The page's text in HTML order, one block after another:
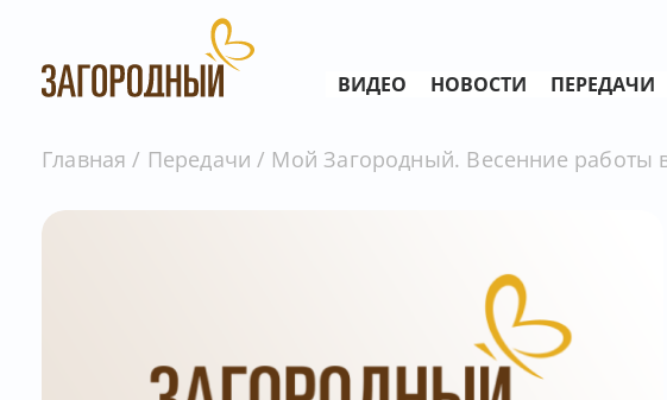
ВИДЕО НОВОСТИ ПЕРЕДАЧИ
Главная Передачи Мой Загородный. Весенние работы